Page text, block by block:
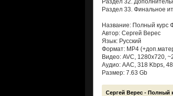
Раздел 32.
Раздел 33. Финальное
Название: Полный
Автор: Сергей Верес
Язык: Русский
Формат: MP4
Видео: AVC, 1280x720,
Аудио: AAC, 318 Kbps,
Размер: 7.63 Gb
Сергей Верес - Полный